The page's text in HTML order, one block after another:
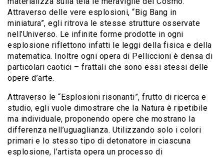
Attraverso delle vere esplosioni, “Big Bang in
miniatura”, egli ritrova le stesse strutture osservate
nell’Universo. Le infinite forme prodotte in ogni
esplosione riflettono infatti le leggi della fisica e della
matematica. Inoltre ogni opera di Pelliccioni è densa di
particolari caotici – frattali che sono essi stessi delle
opere d’arte.
Attraverso le “Esplosioni risonanti”, frutto di ricerca e
studio, egli vuole dimostrare che la Natura è ripetibile
ma individuale, proponendo opere che mostrano la
differenza nell’uguaglianza. Utilizzando solo i colori
primari e lo stesso tipo di detonatore in ciascuna
esplosione, l’artista opera un processo di